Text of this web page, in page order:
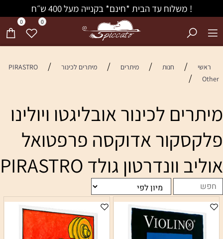
! משלוח עד הבית *חינם* בקנייה מעל 400 ש״ח
0 0
ראשי / חנות / מיתרים / מיתרים לכינור /
PIRASTRO
/ Other
מיתרים לכינור אובליגטו ויולינו
פלקסקור אדוקסה פרפטואל
אוליב וונדרטון גולד PIRASTRO